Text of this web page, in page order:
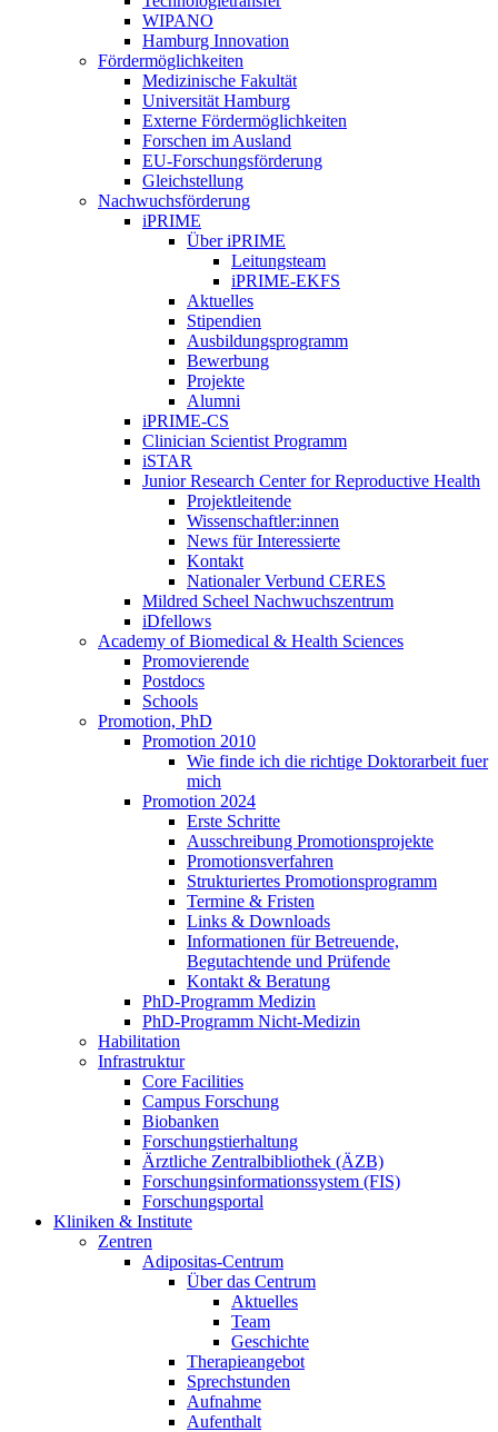
WIPANO
Hamburg Innovation
Fördermöglichkeiten
Medizinische Fakultät
Universität Hamburg
Externe Fördermöglichkeiten
Forschen im Ausland
EU-Forschungsförderung
Gleichstellung
Nachwuchsförderung
iPRIME
Über iPRIME
Leitungsteam
iPRIME-EKFS
Aktuelles
Stipendien
Ausbildungsprogramm
Bewerbung
Projekte
Alumni
iPRIME-CS
Clinician Scientist Programm
iSTAR
Junior Research Center for Reproductive Health
Projektleitende
Wissenschaftler:innen
News für Interessierte
Kontakt
Nationaler Verbund CERES
Mildred Scheel Nachwuchszentrum
iDfellows
Academy of Biomedical & Health Sciences
Promovierende
Postdocs
Schools
Promotion, PhD
Promotion 2010
Wie finde ich die richtige Doktorarbeit fuer
mich
Promotion 2024
Erste Schritte
Ausschreibung Promotionsprojekte
Promotionsverfahren
Strukturiertes Promotionsprogramm
Termine & Fristen
Links & Downloads
Informationen für Betreuende,
Begutachtende und Prüfende
Kontakt & Beratung
PhD-Programm Medizin
PhD-Programm Nicht-Medizin
Habilitation
Infrastruktur
Core Facilities
Campus Forschung
Biobanken
Forschungstierhaltung
Ärztliche Zentralbibliothek (ÄZB)
Forschungsinformationssystem (FIS)
Forschungsportal
Kliniken & Institute
Zentren
Adipositas-Centrum
Über das Centrum
Aktuelles
Team
Geschichte
Therapieangebot
Sprechstunden
Aufnahme
Aufenthalt